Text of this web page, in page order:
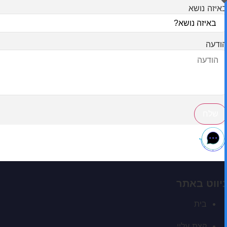
באיזה נושא
הודעה
ניווט באתר
בית